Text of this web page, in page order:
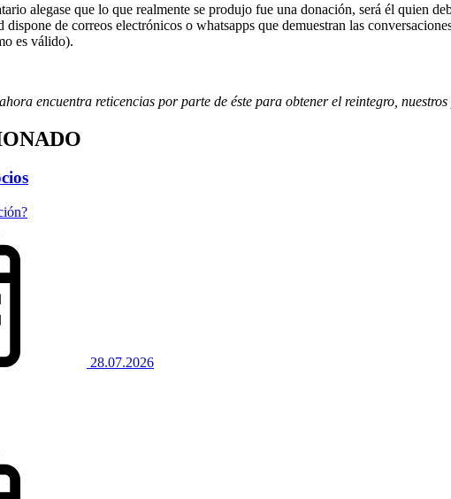
alegase que lo que realmente se produjo fue una donación, será él quien
dispone de correos electrónicos o whatsapps que demuestran las
es válido).
encuentra reticencias por parte de éste para obtener el reintegro,
28.07.2026